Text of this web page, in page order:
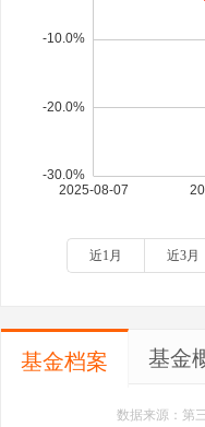
近1月 近3月
基金档案 基金
数据来源：第